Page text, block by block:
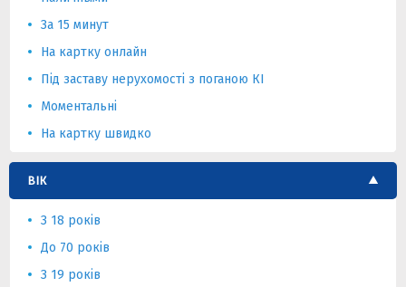
За 15 минут
На картку онлайн
Під заставу нерухомості з поганою КІ
Моментальні
На картку швидко
ВІК
З 18 років
До 70 років
З 19 років